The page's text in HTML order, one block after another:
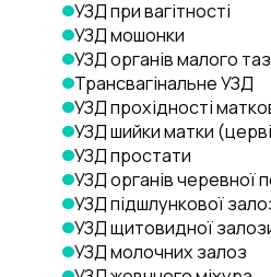
УЗД при вагітності
УЗД мошонки
УЗД органів малого
Трансвагінальне УЗД
УЗД прохідності
УЗД шийки матки
УЗД простати
УЗД органів черевної
УЗД підшлункової
УЗД щитовидної
УЗД молочних залоз